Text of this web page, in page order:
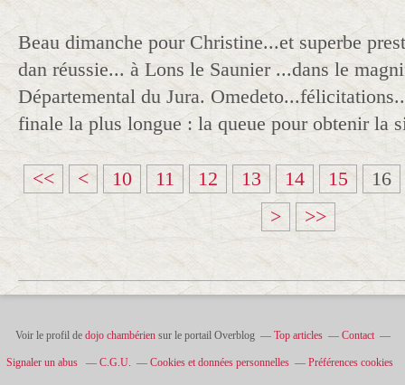
Beau dimanche pour Christine...et superbe
dan réussie... à Lons le Saunier ...dans le
Départemental du Jura.
finale la plus longue : la queue pour obtenir la
<< < 10 11 12 13 14 15
16
>
>>
Voir le profil de dojo chambériensur le portail Overblog Top articles Contact
Signaler un abus C.G.U. Cookies et données personnelles Préférences cookies